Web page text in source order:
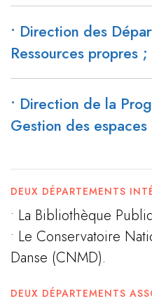
• Direction des
Ressources propres ;
• Direction de la
Gestion des espaces
DEUX DÉPARTEMENTS
• La Bibliothèque
• Le Conservatoire
Danse (CNMD).
DEUX DÉPARTEMENTS